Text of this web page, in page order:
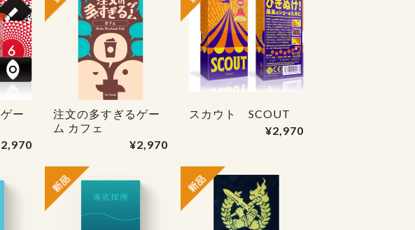
ー
注文の多すぎるゲー
ム カフェ
¥2,970
スカウト SCOUT
¥2,970